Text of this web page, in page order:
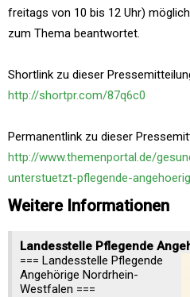
freitags von 10 bis 12 Uhr)
zum Thema beantwortet.
Shortlink zu dieser
http://shortpr.com/87q6c0
Permanentlink zu dieser
http://www.themenportal.de/
unterstuetzt-pflegende-
Weitere Informationen
Landesstelle Pflegende
=== Landesstelle Pflegende
Angehörige Nordrhein-
Westfalen ===